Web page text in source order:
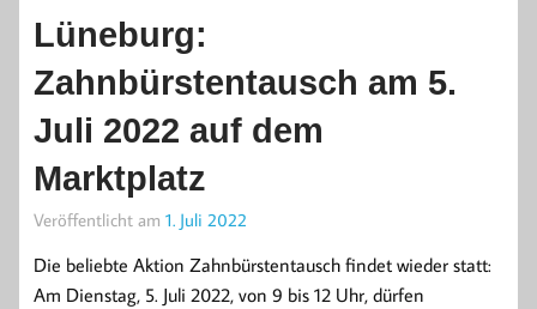
Lüneburg:
Zahnbürstentausch am 5.
Juli 2022 auf dem
Marktplatz
Veröffentlicht am 1. Juli 2022
Die beliebte Aktion Zahnbürstentausch findet wieder statt:
Am Dienstag, 5. Juli 2022, von 9 bis 12 Uhr, dürfen